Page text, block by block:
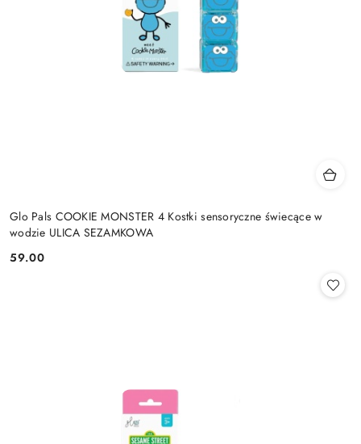
Glo Pals COOKIE MONSTER 4 Kostki sensoryczne świecące w
wodzie ULICA SEZAMKOWA
Cena:
59.00